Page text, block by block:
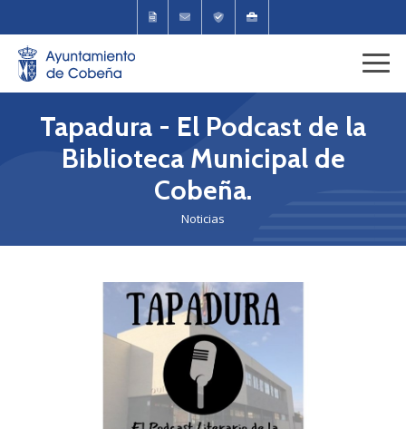
Tapadura - El Podcast de la
Biblioteca Municipal de
Cobeña.
Noticias